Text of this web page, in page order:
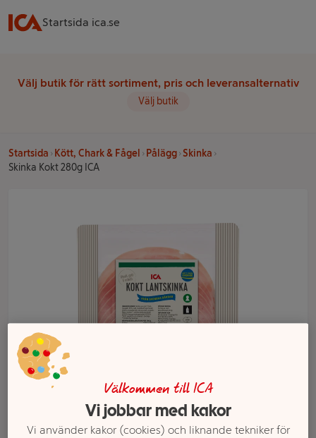
Startsida ica.se
Välj butik för rätt sortiment, pris och leveransalternativ
Välj butik
Startsida Kött, Chark & Fågel Pålägg Skinka
Skinka Kokt 280g ICA
Välkommen till ICA
Vi jobbar med kakor
Vi använder kakor (cookies) och liknande tekniker för